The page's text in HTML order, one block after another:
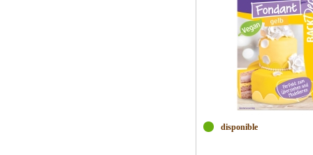
disponible